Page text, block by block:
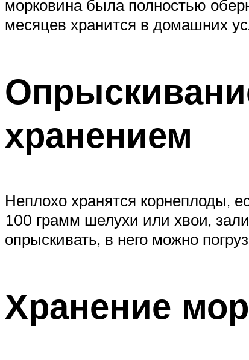
морковина была полностью
месяцев хранится в домашних
хранением
Неплохо хранятся корнеплоды,
100 грамм шелухи или хвои,
опрыскивать, в него можно
Хранение